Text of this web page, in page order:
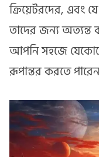
ক্রিয়েটরদের, এবং
তাদের জন্য অত্যন্ত
আপনি সহজে
রূপান্তর করতে